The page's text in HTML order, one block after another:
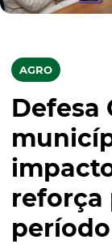
AGRO
Defesa
reforça